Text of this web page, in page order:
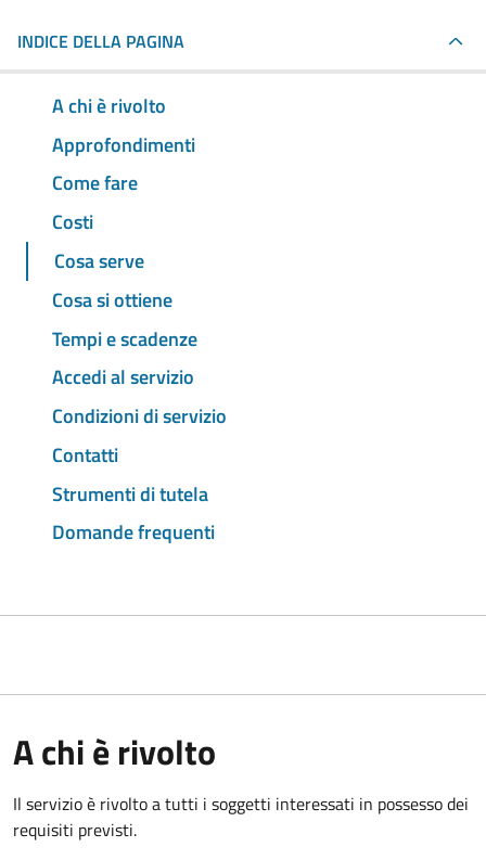
INDICE DELLA PAGINA
A chi è rivolto
Approfondimenti
Come fare
Costi
Cosa serve
Cosa si ottiene
Tempi e scadenze
Accedi al servizio
Condizioni di servizio
Contatti
Strumenti di tutela
Domande frequenti
A chi è rivolto
Il servizio è rivolto a tutti i soggetti interessati in possesso dei
requisiti previsti.